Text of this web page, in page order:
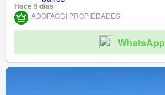
Hace 9 días
ADOFACCI PROPIEDADES
WhatsApp